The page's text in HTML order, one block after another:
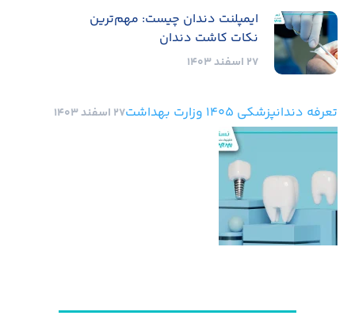
ایمپلنت دندان چیست: مهم‌ترین
نکات کاشت دندان
۲۷ اسفند ۱۴۰۳
تعرفه دندانپزشکی 1405 وزارت بهداشت ۲۷ اسفند ۱۴۰۳